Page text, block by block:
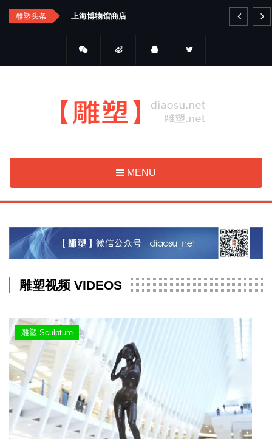
Skip
雕塑头条 艺品金属雕塑
MENU
雕塑视频 VIDEOS
雕塑 Sculpture